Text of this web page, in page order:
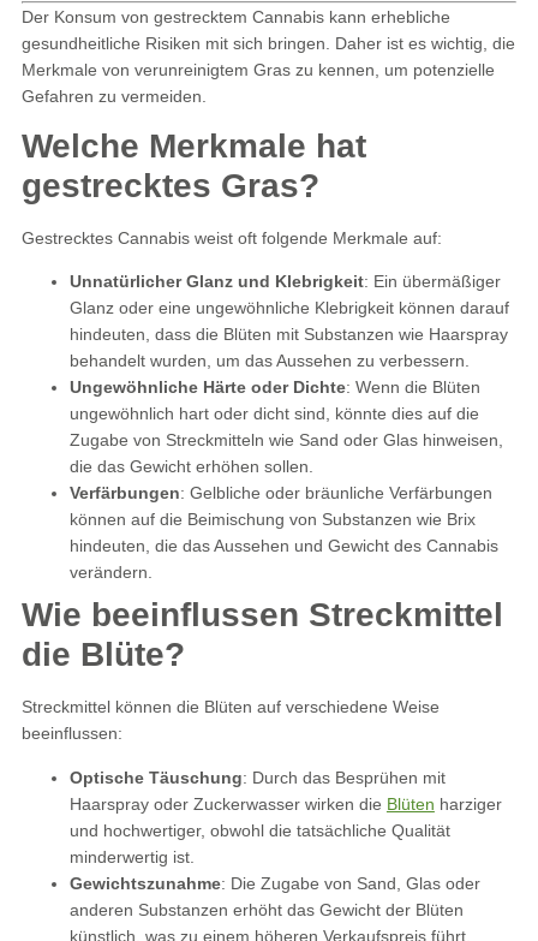
Der Konsum von gestrecktem Cannabis kann erhebliche
gesundheitliche Risiken mit sich bringen. Daher ist es wichtig, die
Merkmale von verunreinigtem Gras zu kennen, um potenzielle
Gefahren zu vermeiden.
Welche Merkmale hat
gestrecktes Gras?
Gestrecktes Cannabis weist oft folgende Merkmale auf:
Unnatürlicher Glanz und Klebrigkeit: Ein übermäßiger
Glanz oder eine ungewöhnliche Klebrigkeit können darauf
hindeuten, dass die Blüten mit Substanzen wie Haarspray
behandelt wurden, um das Aussehen zu verbessern.
Ungewöhnliche Härte oder Dichte: Wenn die Blüten
ungewöhnlich hart oder dicht sind, könnte dies auf die
Zugabe von Streckmitteln wie Sand oder Glas hinweisen,
die das Gewicht erhöhen sollen.
Verfärbungen: Gelbliche oder bräunliche Verfärbungen
können auf die Beimischung von Substanzen wie Brix
hindeuten, die das Aussehen und Gewicht des Cannabis
verändern.
Wie beeinflussen Streckmittel
die Blüte?
Streckmittel können die Blüten auf verschiedene Weise
beeinflussen:
Optische Täuschung: Durch das Besprühen mit
Haarspray oder Zuckerwasser wirken die Blüten harziger
und hochwertiger, obwohl die tatsächliche Qualität
minderwertig ist.
Gewichtszunahme: Die Zugabe von Sand, Glas oder
anderen Substanzen erhöht das Gewicht der Blüten
künstlich, was zu einem höheren Verkaufspreis führt,